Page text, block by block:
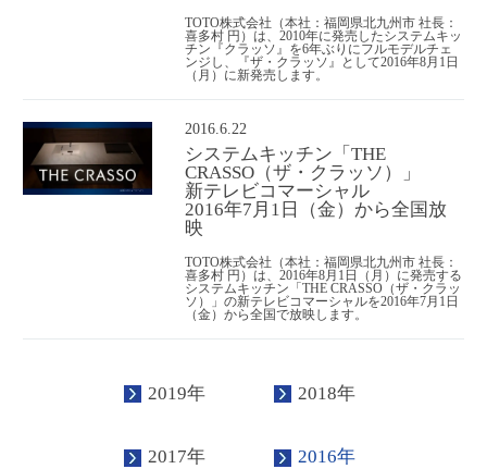
TOTO株式会社（本社：福岡県北九州市 社長：
喜多村 円）は、2010年に発売したシステムキッ
チン『クラッソ』を6年ぶりにフルモデルチェ
ンジし、『ザ・クラッソ』として2016年8月1日
（月）に新発売します。
2016.6.22
システムキッチン「THE
CRASSO（ザ・クラッソ）」
新テレビコマーシャル
2016年7月1日（金）から全国放
映
TOTO株式会社（本社：福岡県北九州市 社長：
喜多村 円）は、2016年8月1日（月）に発売する
システムキッチン「THE CRASSO（ザ・クラッ
ソ）」の新テレビコマーシャルを2016年7月1日
（金）から全国で放映します。
2019年 2018年
2017年 2016年